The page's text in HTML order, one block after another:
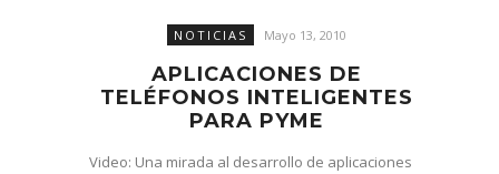
NOTICIAS Mayo 13, 2010
APLICACIONES DE
TELÉFONOS INTELIGENTES
PARA PYME
Video: Una mirada al desarrollo de aplicaciones